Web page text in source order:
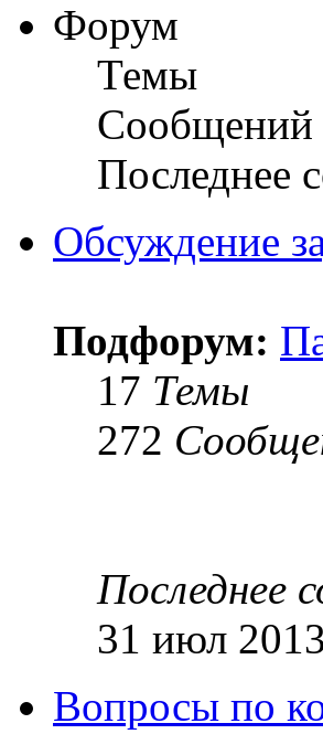
Форум
Темы
Сообщений
Последнее
Обсуждение
Подфорум:
17 Темы
272
Последнее
31 июл
Вопросы по